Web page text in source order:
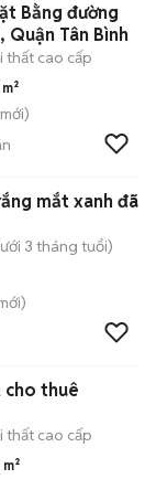
Bằng đường
Quận Tân Bình
thất cao cấp
mới)
mắt xanh đã
3 tháng tuổi)
cho thuê
thất cao cấp